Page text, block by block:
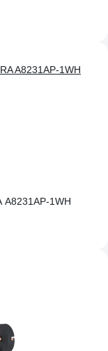
A8231AP-1WH